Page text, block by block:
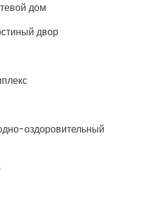
дом
двор
оздоровительный